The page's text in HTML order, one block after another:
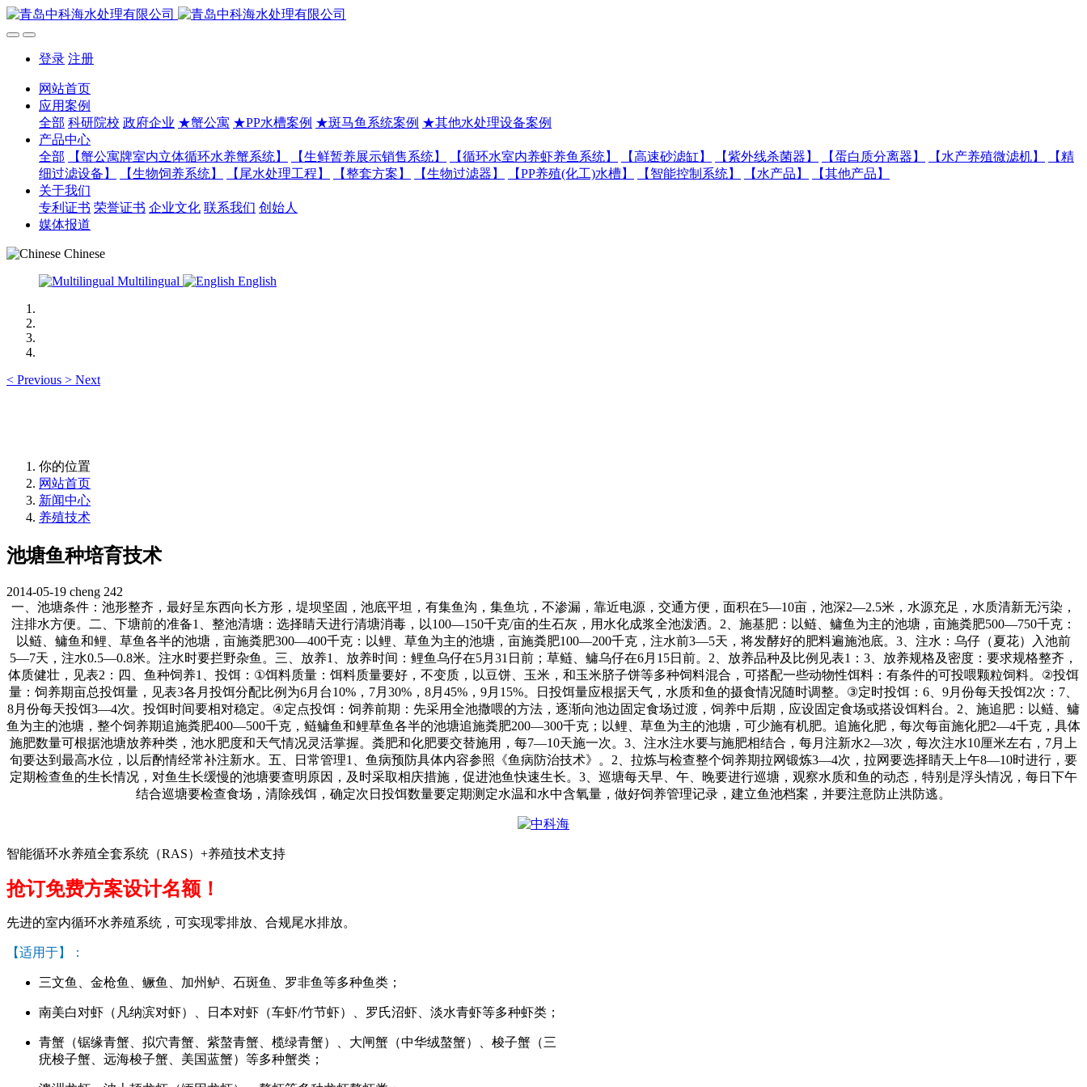
登录 注册
网站首页
应用案例
全部 科研院校 政府企业 ★蟹公寓 ★PP水槽案例 ★斑马鱼系统案例 ★其他水处理设备案例
产品中心
全部
【蟹公寓牌室内立体循环水养蟹系统】 【生鲜暂养展示销售系统】 【循环水室内养虾养鱼系统】 【高速砂滤缸】 【紫外线杀菌器】 【蛋白质分离器】 【水产养殖微滤机】
【精
细过滤设备】
【生物饲养系统】 【尾水处理工程】 【整套方案】 【生物过滤器】 【PP养殖(化工)水槽】 【智能控制系统】 【水产品】
【其他产品】
关于我们
专利证书 荣誉证书 企业文化 联系我们 创始人
媒体报道
Chinese
Multilingual
English
< Previous > Next
你的位置
网站首页
新闻中心
养殖技术
池塘鱼种培育技术
2014-05-19 cheng 242
一、池塘条件：池形整齐，最好呈东西向长方形，堤坝坚固，池底平坦，有集鱼沟，集鱼坑，不渗漏，靠近电源，交通方便，面积在5―10亩，池深2―2.5米，水源充足，水质清新无污染，
注排水方便。二、下塘前的准备1 、整池清塘：选择睛天进行清塘消毒，以100―150千克/亩的生石灰，用水化成浆全池泼洒。 2 、施基肥：以鲢、鳙鱼为主的池塘，亩施粪肥500―750千克：
以鲢、鳙鱼和鲤、草鱼各半的池塘，亩施粪肥300―400千克：以鲤、草鱼为主的池塘，亩施粪肥100―200千克，注水前3―5天，将发酵好的肥料遍施池底。 3 、注水：乌仔（夏花）入池前
5―7天，注水0.5―0.8米。注水时要拦野杂鱼。三、放养1 、放养时间：鲤鱼乌仔在5月 31 日前；草鲢、鳙乌仔在6月 15日前。 2 、放养品种及比例见表1 ： 3 、放养规格及密度：要求规格整齐，
体质健壮，见表2 ：四、鱼种饲养1 、投饵： ①饵料质量：饵料质量要好，不变质，以豆饼、玉米，和玉米脐子饼等多种饲料混合，可搭配一些动物性饵料：有条件的可投喂颗粒饲料。 ②投饵
量：饲养期亩总投饵量，见表3各月投饵分配比例为6月台10% ， 7月 30% ， 8月 45% ， 9月 15%。日投饵量应根据天气，水质和鱼的摄食情况随时调整。 ③定时投饵： 6 9月份每天投饵2次： 7
8月份每天投饵3―4次。投饵时间要相对稳定。 ④定点投饵：饲养前期：先采用全池撒喂的方法，逐渐向池边固定食场过渡，饲养中后期，应设固定食场或搭设饵料台。 2 、施追肥：以鲢、鳙
鱼为主的池塘，整个饲养期追施粪肥400―500千克，鲢鳙鱼和鲤草鱼各半的池塘追施粪肥200―300千克；以鲤、草鱼为主的池塘，可少施有机肥。追施化肥，每次每亩施化肥2―4千克，具体
施肥数量可根据池塘放养种类，池水肥度和天气情况灵活掌握。粪肥和化肥要交替施用，每7―10天施一次。 3 、注水注水要与施肥相结合，每月注新水2―3次，每次注水10厘米左右， 7月上
旬要达到最高水位，以后酌情经常补注新水。五、日常管理1 、鱼病预防具体内容参照《鱼病防治技术》。 2 、拉炼与检查整个饲养期拉网锻炼3―4次，拉网要选择睛天上午8―10时进行，要
定期检查鱼的生长情况，对鱼生长缓慢的池塘要查明原因，及时采取相庆措施，促进池鱼快速生长。 3 、巡塘每天早、午、晚要进行巡塘，观察水质和鱼的动态，特别是浮头情况，每日下午
结合巡塘要检查食场，清除残饵，确定次日投饵数量要定期测定水温和水中含氧量，做好饲养管理记录，建立鱼池档案，并要注意防止洪防逃。
智能循环水养殖全套系统（RAS）+养殖技术支持
抢订免费方案设计名额！
先进的室内循环水养殖系统，可实现零排放、合规尾水排放。
【适用于】：
三文鱼、金枪鱼、鳜鱼、加州鲈、石斑鱼、罗非鱼等多种鱼类；
南美白对虾（凡纳滨对虾）、日本对虾（车虾/竹节虾）、罗氏沼虾、淡水青虾等多种虾类；
青蟹（锯缘青蟹、拟穴青蟹、紫螯青蟹、榄绿青蟹）、大闸蟹（中华绒螯蟹）、梭子蟹（三
疣梭子蟹、远海梭子蟹、美国蓝蟹）等多种蟹类；